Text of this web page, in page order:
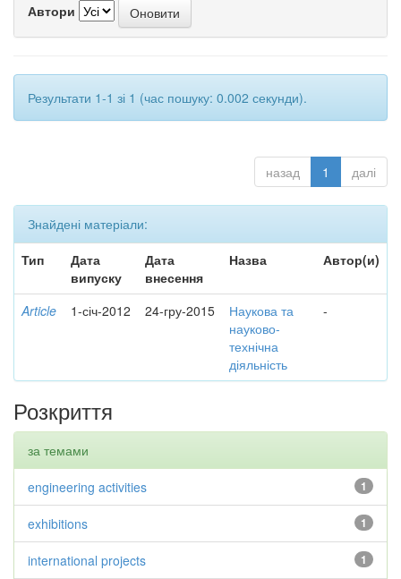
Автори
Результати 1-1 зі 1 (час пошуку: 0.002 секунди).
назад 1 далі
Знайдені матеріали:
Тип
Дата
випуску
Дата
внесення
Назва Автор(и)
Article 1-січ-2012 24-гру-2015
Наукова та
науково-
технічна
діяльність
-
Розкриття
за темами
1
engineering activities
1
exhibitions
1
international projects